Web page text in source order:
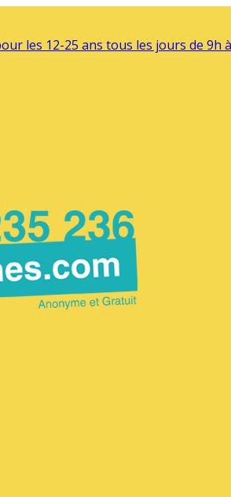
les 12-25 ans tous les jours de 9h